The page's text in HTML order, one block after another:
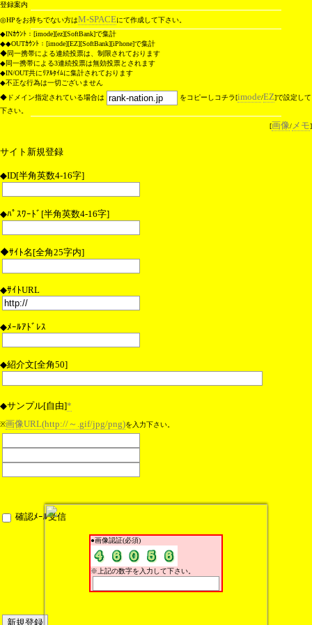
登録案内
◎HPをお持ちでない方はM-SPACEにて作成して下さい。
◆INｶｳﾝﾄ：[imode][ez][SoftBank]で集計
◆◆OUTｶｳﾝﾄ：[imode][EZ][SoftBank][iPhone]で集計
◆同一携帯による連続投票は、制限されております
◆同一携帯による3連続投票は無効投票とされます
◆IN/OUT共にﾘｱﾙﾀｲﾑに集計されております
◆不正な行為は一切ございません
◆ドメイン指定されている場合は
をコピーしコチラ[imode/EZ]で設定して
下さい。
[画像/メモ]
サイト新規登録
◆ID[半角英数4-16字]
◆ﾊﾟｽﾜｰﾄﾞ[半角英数4-16字]
◆ｻｲﾄ名[全角25字内]
◆ｻｲﾄURL
◆ﾒｰﾙｱﾄﾞﾚｽ
◆紹介文[全角50]
◆サンプル[自由]*
※画像URL(http://～.gif/jpg/png)を入力下さい。
確認ﾒｰﾙ受信
●画像認証(必須)
※上記の数字を入力して下さい。